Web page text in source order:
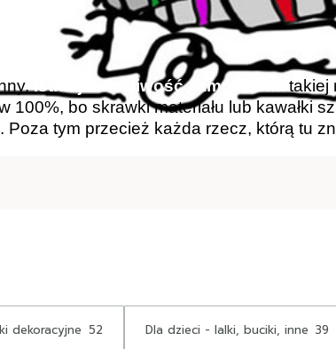
Istnieje możliwość zamówienia
takiej
bo skrawki materiału lub kawałki
tym przecież każda rzecz, którą tu
dekoracyjne 52 Dla dzieci - lalki, buciki, inne 39